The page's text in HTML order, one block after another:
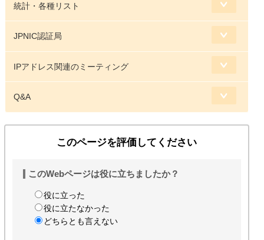
統計・各種リスト
JPNIC認証局
IPアドレス関連のミーティング
Q&A
このページを評価してください
このWebページは役に立ちましたか？
役に立った
役に立たなかった
どちらとも言えない